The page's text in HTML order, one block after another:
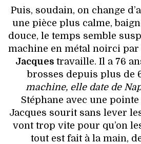
Puis, soudain, on change
une pièce plus calme,
douce, le temps semble
machine en métal noirci par
Jacques travaille. Il a 76
brosses depuis plus de
machine, elle date de
Stéphane avec une
Jacques sourit sans lever
vont trop vite pour qu’on
tout est fait à la main,